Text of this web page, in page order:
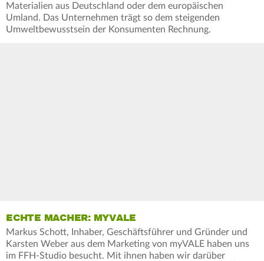
Materialien aus Deutschland oder dem europäischen
Umland. Das Unternehmen trägt so dem steigenden
Umweltbewusstsein der Konsumenten Rechnung.
ECHTE MACHER: MYVALE
Markus Schott, Inhaber, Geschäftsführer und Gründer und
Karsten Weber aus dem Marketing von myVALE haben uns
im FFH-Studio besucht. Mit ihnen haben wir darüber